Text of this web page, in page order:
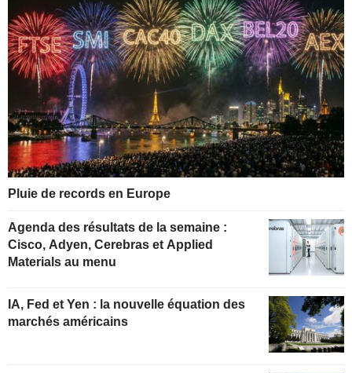
Pluie de records en Europe
Agenda des résultats de la semaine :
Cisco, Adyen, Cerebras et Applied
Materials au menu
IA, Fed et Yen : la nouvelle équation des
marchés américains